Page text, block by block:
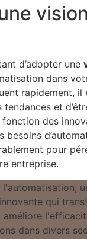
d’adopter une
dans
rapidement, il
et
des
besoins
pour
entreprise.